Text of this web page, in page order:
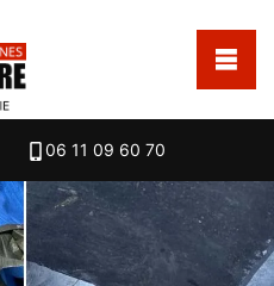
06 11 09 60 70